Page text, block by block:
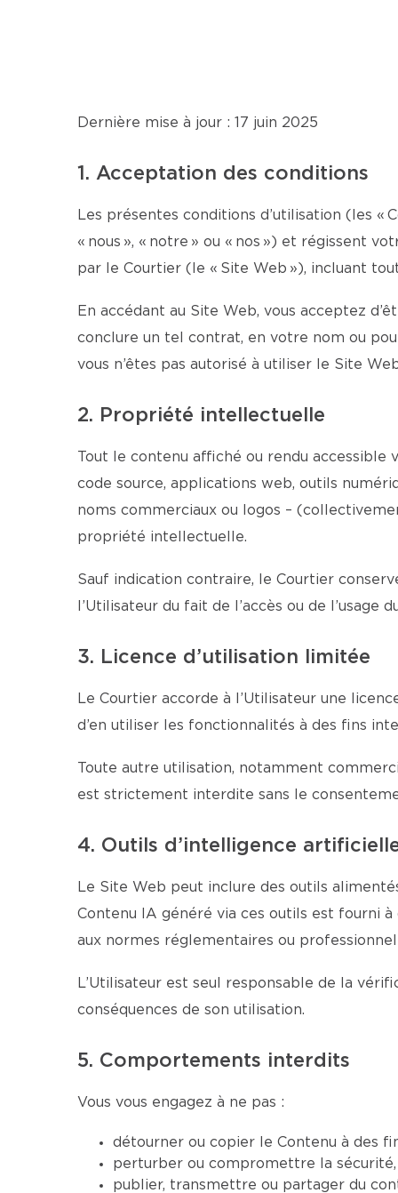
Dernière mise à jour : 17 juin 2025
1. Acceptation des conditions
Les présentes conditions d’utilisation (les «
« nous », « notre » ou « nos ») et régissent
par le Courtier (le « Site Web »), incluant
En accédant au Site Web, vous acceptez
conclure un tel contrat, en votre nom ou
vous n’êtes pas autorisé à utiliser le Site
2. Propriété intellectuelle
Tout le contenu affiché ou rendu accessible
code source, applications web, outils
noms commerciaux ou logos –
propriété intellectuelle.
Sauf indication contraire, le Courtier
l’Utilisateur du fait de l’accès ou de l’usage
3. Licence d’utilisation limitée
Le Courtier accorde à l’Utilisateur une
d’en utiliser les fonctionnalités à des fins
Toute autre utilisation, notamment
est strictement interdite sans le
4. Outils d’intelligence
Le Site Web peut inclure des outils
Contenu IA généré via ces outils est fourni
aux normes réglementaires ou
L’Utilisateur est seul responsable de la
conséquences de son utilisation.
5. Comportements interdits
Vous vous engagez à ne pas :
détourner ou copier le Contenu à des
perturber ou compromettre la
publier, transmettre ou partager du